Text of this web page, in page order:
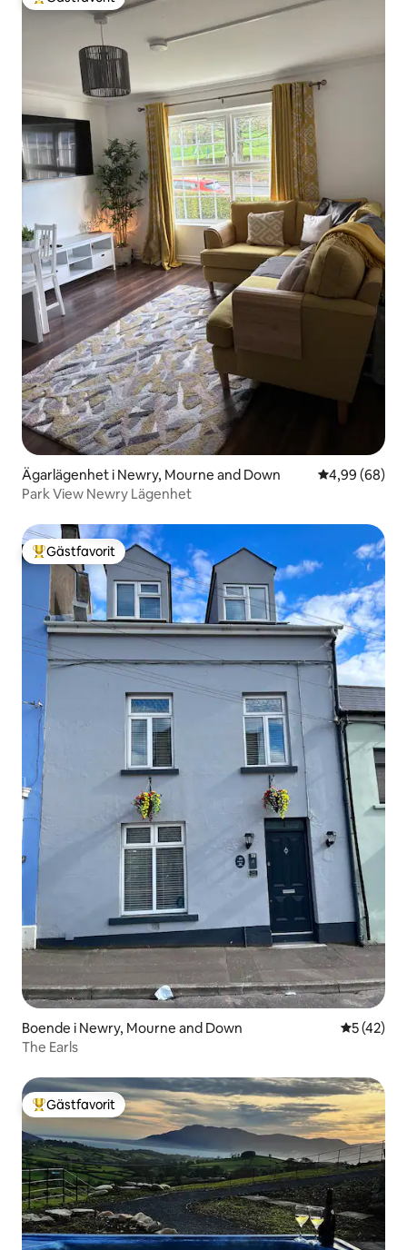
Populär gästfavorit
Ägarlägenhet i Newry, Mourne and Down 4,99 av 5 i
4,99 (68)
Park View Newry Lägenhet
Populär gästfavorit
Gästfavorit
Boende i Newry, Mourne and Down 5 av 5 i
5 (42)
The Earls
Populär gästfavorit
Gästfavorit